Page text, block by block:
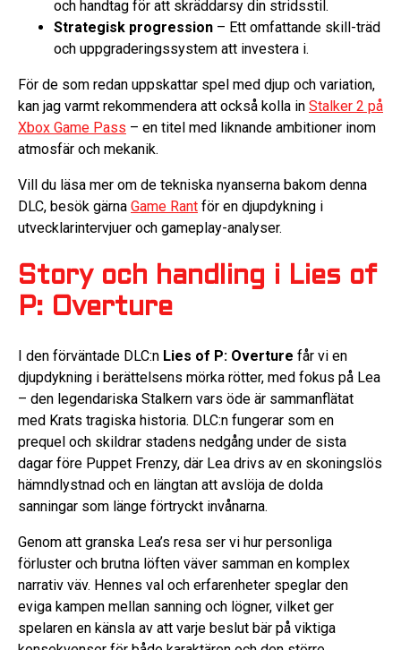
och handtag för att skräddarsy din stridsstil.
Strategisk progression – Ett omfattande skill-träd
och uppgraderingssystem att investera i.
För de som redan uppskattar spel med djup och variation,
kan jag varmt rekommendera att också kolla in Stalker 2 på
Xbox Game Pass – en titel med liknande ambitioner inom
atmosfär och mekanik.
Vill du läsa mer om de tekniska nyanserna bakom denna
DLC, besök gärna Game Rant för en djupdykning i
utvecklarintervjuer och gameplay-analyser.
Story och handling i Lies of
P: Overture
I den förväntade DLC:n Lies of P: Overture får vi en
djupdykning i berättelsens mörka rötter, med fokus på Lea
– den legendariska Stalkern vars öde är sammanflätat
med Krats tragiska historia. DLC:n fungerar som en
prequel och skildrar stadens nedgång under de sista
dagar före Puppet Frenzy, där Lea drivs av en skoningslös
hämndlystnad och en längtan att avslöja de dolda
sanningar som länge förtryckt invånarna.
Genom att granska Lea’s resa ser vi hur personliga
förluster och brutna löften väver samman en komplex
narrativ väv. Hennes val och erfarenheter speglar den
eviga kampen mellan sanning och lögner, vilket ger
spelaren en känsla av att varje beslut bär på viktiga